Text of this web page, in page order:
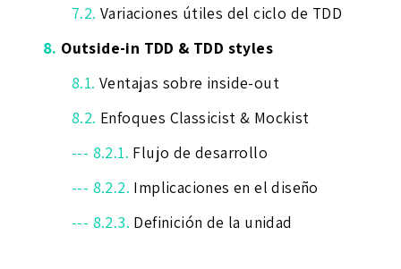
7.2. Variaciones útiles del ciclo de TDD
8. Outside-in TDD & TDD styles
8.1. Ventajas sobre inside-out
8.2. Enfoques Classicist & Mockist
--- 8.2.1. Flujo de desarrollo
--- 8.2.2. Implicaciones en el diseño
--- 8.2.3. Definición de la unidad